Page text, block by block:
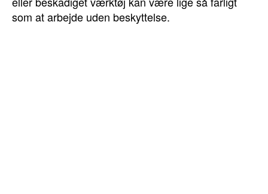
som at arbejde uden beskyttelse.